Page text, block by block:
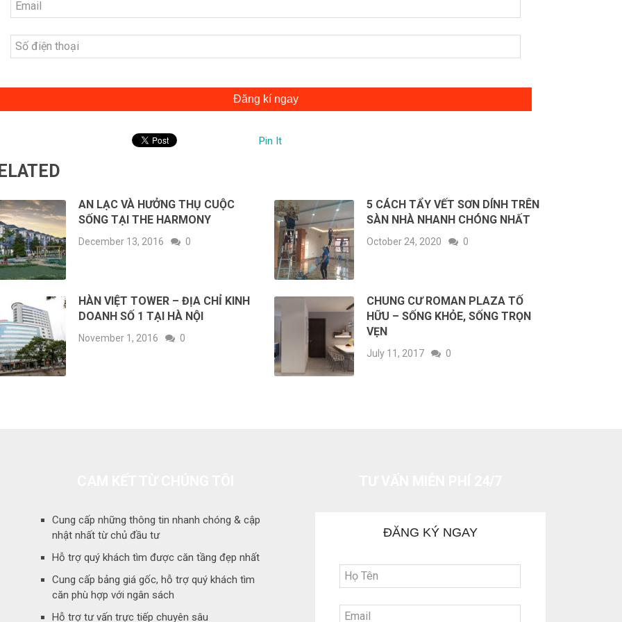
Đăng kí ngay
Pin It
AN LẠC VÀ HƯỞNG THỤ CUỘC
SỐNG TẠI THE HARMONY
December 13, 2016 0
5 CÁCH TẨY VẾT SƠN DÍNH TRÊN
SÀN NHÀ NHANH CHÓNG NHẤT
October 24, 2020 0
HÀN VIỆT TOWER – ĐỊA CHỈ KINH
DOANH SỐ 1 TẠI HÀ NỘI
November 1, 2016 0
CHUNG CƯ ROMAN PLAZA TỐ
HỮU – SỐNG KHỎE, SỐNG TRỌN
VẸN
July 11, 2017 0
Cung cấp những thông tin nhanh chóng & cập
nhật nhất từ chủ đầu tư
Hỗ trợ quý khách tìm được căn tầng đẹp nhất
Cung cấp bảng giá gốc, hỗ trợ quý khách tìm
căn phù hợp với ngân sách
Hỗ trợ tư vấn trực tiếp chuyên sâu
ĐĂNG KÝ NGAY